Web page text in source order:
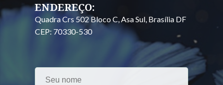
ENDEREÇO:
Quadra Crs 502 Bloco C, Asa Sul, Brasília DF
CEP: 70330-530